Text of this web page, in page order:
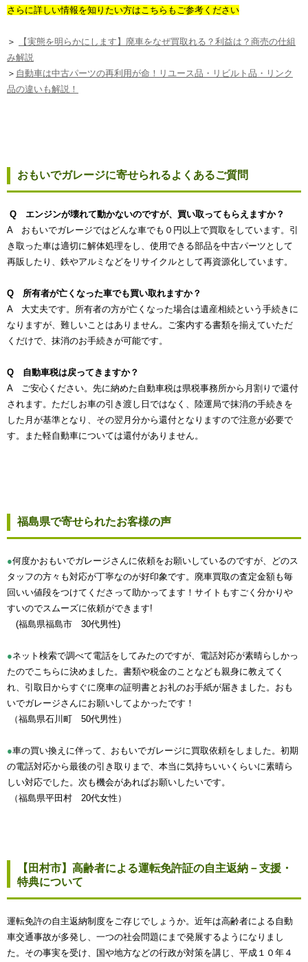
さらに詳しい情報を知りたい方はこちらもご参考ください
＞
【実態を明らかにします】廃車をなぜ買取れる？利益は？商売の仕組
み解説
＞ 自動車は中古パーツの再利用が命！リユース品・リビルト品・リンク
品の違いも解説！
おもいでガレージに寄せられるよくあるご質問
Q エンジンが壊れて動かないのですが、買い取ってもらえますか？
A おもいでガレージではどんな車でも０円以上で買取をしています。引
き取った車は適切に解体処理をし、使用できる部品を中古パーツとして
再販したり、鉄やアルミなどをリサイクルとして再資源化しています。
Q 所有者が亡くなった車でも買い取れますか？
A 大丈夫です。所有者の方が亡くなった場合は遺産相続という手続きに
なりますが、難しいことはありません。ご案内する書類を揃えていただ
くだけで、抹消のお手続きが可能です。
Q 自動車税は戻ってきますか？
A ご安心ください。先に納めた自動車税は県税事務所から月割りで還付
されます。ただしお車の引き渡し日ではなく、陸運局で抹消の手続きを
した月が基準となり、その翌月分から還付となりますので注意が必要で
す。また軽自動車については還付がありません。
福島県で寄せられたお客様の声
●何度かおもいでガレージさんに依頼をお願いしているのですが、どのス
タッフの方々も対応が丁寧なのが好印象です。廃車買取の査定金額も毎
回いい値段をつけてくださって助かってます！サイトもすごく分かりや
すいのでスムーズに依頼ができます!
(福島県福島市 30代男性)
●ネット検索で調べて電話をしてみたのですが、電話対応が素晴らしかっ
たのでこちらに決めました。書類や税金のことなども親身に教えてく
れ、引取日からすぐに廃車の証明書とお礼のお手紙が届きました。おも
いでガレージさんにお願いしてよかったです！
（福島県石川町 50代男性）
●車の買い換えに伴って、おもいでガレージに買取依頼をしました。初期
の電話対応から最後の引き取りまで、本当に気持ちいいくらいに素晴ら
しい対応でした。次も機会があればお願いしたいです。
（福島県平田村 20代女性）
【田村市】高齢者による運転免許証の自主返納－支援・
特典について
運転免許の自主返納制度をご存じでしょうか。近年は高齢者による自動
車交通事故が多発し、一つの社会問題にまで発展するようになりまし
た。その事実を受け、国や地方などの行政が対策を講じ、平成１０年４